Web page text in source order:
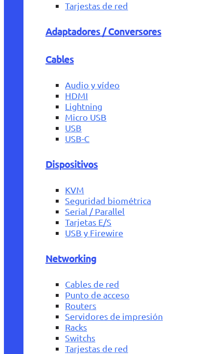
Tarjestas de red
Adaptadores / Conversores
Cables
Audio y vídeo
HDMI
Lightning
Micro USB
USB
USB-C
Dispositivos
KVM
Seguridad biométrica
Serial / Parallel
Tarjetas E/S
USB y Firewire
Networking
Cables de red
Punto de acceso
Routers
Servidores de impresión
Racks
Switchs
Tarjestas de red